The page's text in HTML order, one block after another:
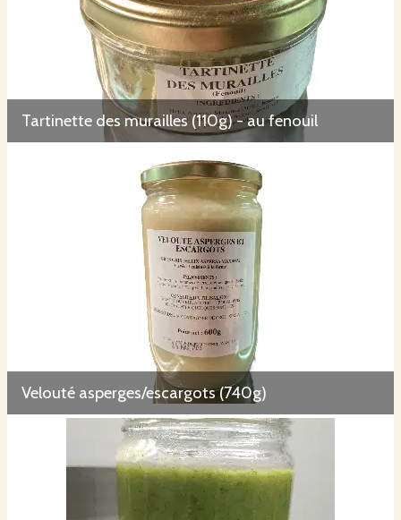
Tartinette des murailles (110g) - au fenouil
Velouté asperges/escargots (740g)